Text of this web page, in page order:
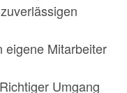
eigene Mitarbeiter
Umgang